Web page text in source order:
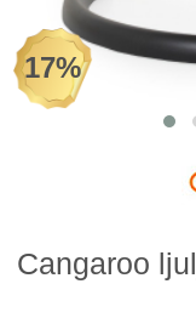
AKCIJA
Prodavnica
17%
Cangaroo